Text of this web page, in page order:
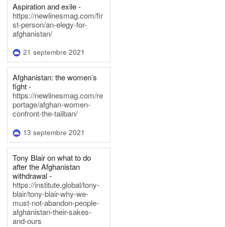
Aspiration and exile -
https://newlinesmag.com/fir
st-person/an-elegy-for-
afghanistan/
21 septembre 2021
Afghanistan: the women’s
fight -
https://newlinesmag.com/re
portage/afghan-women-
confront-the-taliban/
13 septembre 2021
Tony Blair on what to do
after the Afghanistan
withdrawal -
https://institute.global/tony-
blair/tony-blair-why-we-
must-not-abandon-people-
afghanistan-their-sakes-
and-ours